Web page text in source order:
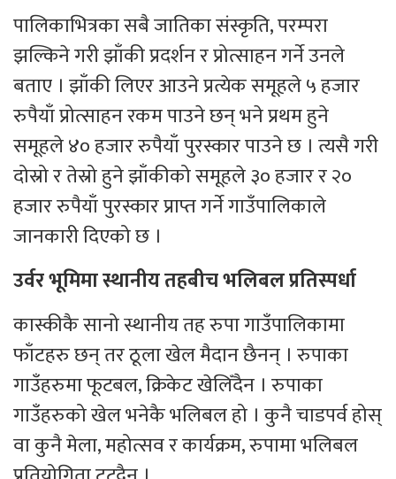
पालिकाभित्रका सबै जातिका संस्कृति, परम्परा
झल्किने गरी झाँकी प्रदर्शन र प्रोत्साहन गर्ने उनले
बताए । झाँकी लिएर आउने प्रत्येक समूहले ५ हजार
रुपैयाँ प्रोत्साहन रकम पाउने छन् भने प्रथम हुने
समूहले ४० हजार रुपैयाँ पुरस्कार पाउने छ । त्यसै गरी
दोस्रो र तेस्रो हुने झाँकीको समूहले ३० हजार र २०
हजार रुपैयाँ पुरस्कार प्राप्त गर्ने गाउँपालिकाले
जानकारी दिएको छ ।
उर्वर भूमिमा स्थानीय तहबीच भलिबल प्रतिस्पर्धा
कास्कीकै सानो स्थानीय तह रुपा गाउँपालिकामा
फाँटहरु छन् तर ठूला खेल मैदान छैनन् । रुपाका
गाउँहरुमा फूटबल, क्रिकेट खेलिँदैन । रुपाका
गाउँहरुको खेल भनेकै भलिबल हो । कुनै चाडपर्व होस्
वा कुनै मेला, महोत्सव र कार्यक्रम, रुपामा भलिबल